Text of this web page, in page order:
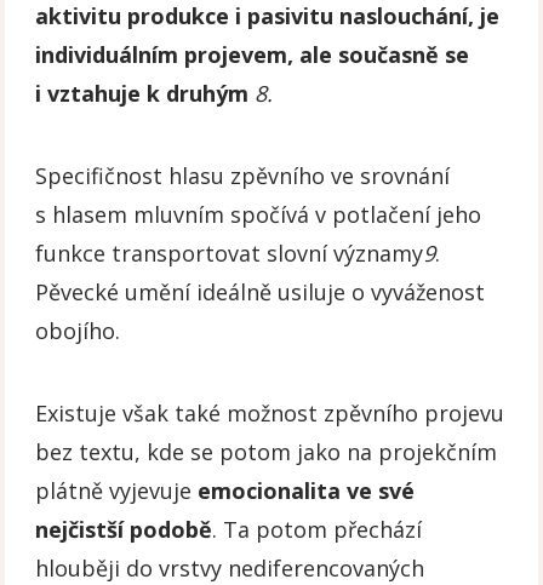
aktivitu produkce i pasivitu naslouchání, je
individuálním projevem, ale současně se
i vztahuje k druhým 8.
Specifičnost hlasu zpěvního ve srovnání
s hlasem mluvním spočívá v potlačení jeho
funkce transportovat slovní významy9.
Pěvecké umění ideálně usiluje o vyváženost
obojího.
Existuje však také možnost zpěvního projevu
bez textu, kde se potom jako na projekčním
plátně vyjevuje emocionalita ve své
nejčistší podobě. Ta potom přechází
hlouběji do vrstvy nediferencovaných